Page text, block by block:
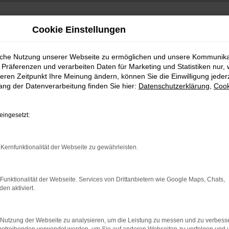
+49 3745 7817-0
Cookie Einstellungen
Nutzung unserer Webseite zu ermöglichen und unsere
und verarbeiten Daten für Marketing und Statistiken nur,
Zeitpunkt Ihre Meinung ändern, können Sie die Einwilligung
der Datenverarbeitung finden Sie hier: Datenschutzerklärung
der Webseite zu gewährleisten.
der Webseite. Services von Drittanbietern wie Google Maps, Chats,
aktiviert.
der Webseite zu analysieren, um die Leistung zu messen und zu